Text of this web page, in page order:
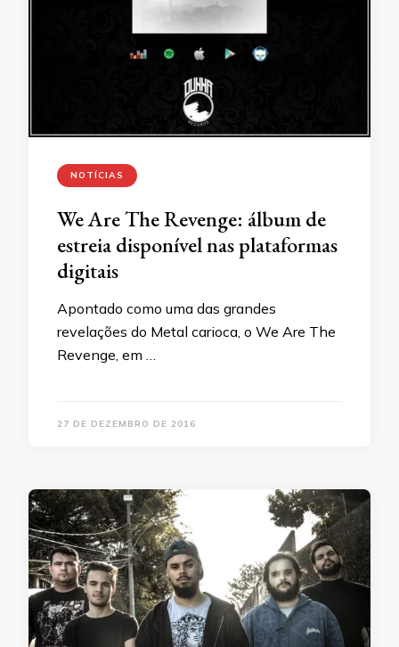
NOTÍCIAS
We Are The Revenge: álbum de
estreia disponível nas plataformas
digitais
Apontado como uma das grandes
revelações do Metal carioca, o We Are The
Revenge, em …
27 DE DEZEMBRO DE 2016